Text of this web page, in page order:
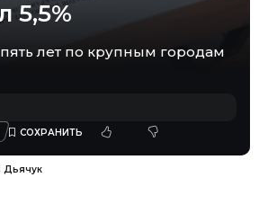
5,5%
пять лет по крупным городам
Дьячук